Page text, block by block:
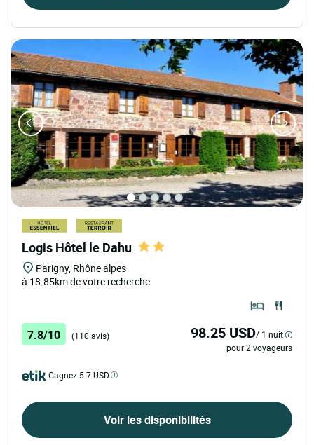
Logis Hôtel le Dahu
Parigny, Rhône alpes
à 18.85km de votre recherche
7.8/10 (110 avis) 98.25 USD/ 1 nuit
pour 2 voyageurs
Gagnez 5.7 USD
Voir les disponibilités